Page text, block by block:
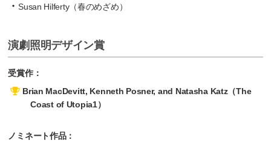
Susan Hilferty（春のめざめ）
演劇照明デザイン賞
受賞作：
Brian MacDevitt, Kenneth Posner, and Natasha Katz（The
Coast of Utopia1）
ノミネート作品：